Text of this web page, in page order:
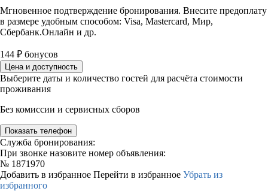
Мгновенное подтверждение бронирования. Внесите предоплату
в размере удобным способом: Visa, Mastercard, Мир,
Сбербанк.Онлайн и др.
144 ₽ бонусов
Цена и доступность
Выберите даты и количество гостей для расчёта стоимости
проживания
Без комиссии и сервисных сборов
Показать телефон
Служба бронирования:
При звонке назовите номер объявления:
№ 1871970
Добавить в избранное Перейти в избранное Убрать из
избранного